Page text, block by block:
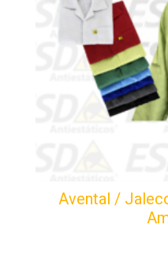
Avental /